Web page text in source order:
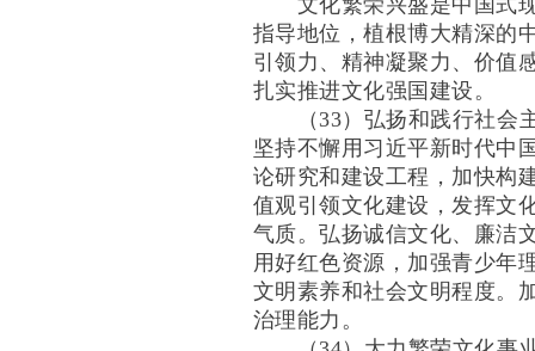
文化繁荣兴盛是中国式现
指导地位，植根博大精深的
引领力、精神凝聚力、价值
扎实推进文化强国建设。
（33）弘扬和践行社会主
坚持不懈用习近平新时代中
论研究和建设工程，加快构
值观引领文化建设，发挥文
气质。弘扬诚信文化、廉洁
用好红色资源，加强青少年
文明素养和社会文明程度。
治理能力。